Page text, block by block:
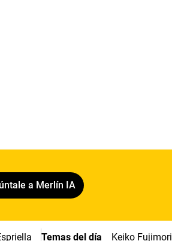
a Merlín IA
Temas del día Keiko Fujimori